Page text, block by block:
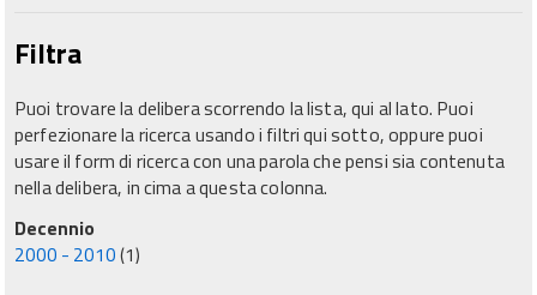
Filtra
Puoi trovare la delibera scorrendo la lista, qui al lato. Puoi
perfezionare la ricerca usando i filtri qui sotto, oppure puoi
usare il form di ricerca con una parola che pensi sia contenuta
nella delibera, in cima a questa colonna.
Decennio
2000 - 2010(1)